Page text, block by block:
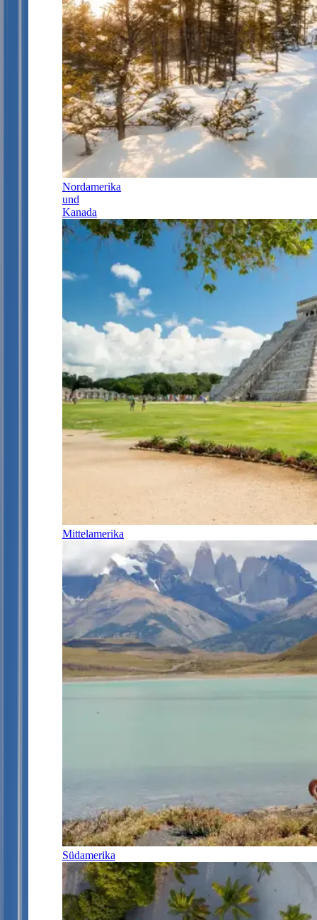
Nordamerika
und
Kanada
Mittelamerika
Südamerika